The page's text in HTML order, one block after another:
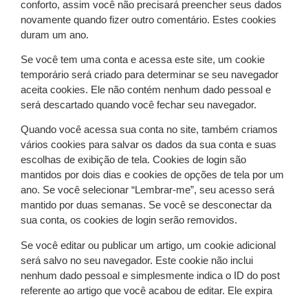
conforto, assim você não precisará preencher seus dados
novamente quando fizer outro comentário. Estes cookies
duram um ano.
Se você tem uma conta e acessa este site, um cookie
temporário será criado para determinar se seu navegador
aceita cookies. Ele não contém nenhum dado pessoal e
será descartado quando você fechar seu navegador.
Quando você acessa sua conta no site, também criamos
vários cookies para salvar os dados da sua conta e suas
escolhas de exibição de tela. Cookies de login são
mantidos por dois dias e cookies de opções de tela por um
ano. Se você selecionar “Lembrar-me”, seu acesso será
mantido por duas semanas. Se você se desconectar da
sua conta, os cookies de login serão removidos.
Se você editar ou publicar um artigo, um cookie adicional
será salvo no seu navegador. Este cookie não inclui
nenhum dado pessoal e simplesmente indica o ID do post
referente ao artigo que você acabou de editar. Ele expira